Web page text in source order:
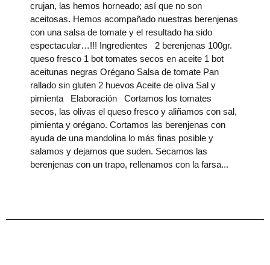
crujan, las hemos horneado; así que no son
aceitosas. Hemos acompañado nuestras berenjenas
con una salsa de tomate y el resultado ha sido
espectacular…!!! Ingredientes 2 berenjenas 100gr.
queso fresco 1 bot tomates secos en aceite 1 bot
aceitunas negras Orégano Salsa de tomate Pan
rallado sin gluten 2 huevos Aceite de oliva Sal y
pimienta Elaboración Cortamos los tomates
secos, las olivas el queso fresco y aliñamos con sal,
pimienta y orégano. Cortamos las berenjenas con
ayuda de una mandolina lo más finas posible y
salamos y dejamos que suden. Secamos las
berenjenas con un trapo, rellenamos con la farsa